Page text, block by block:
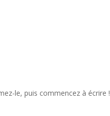
le, puis commencez à écrire !